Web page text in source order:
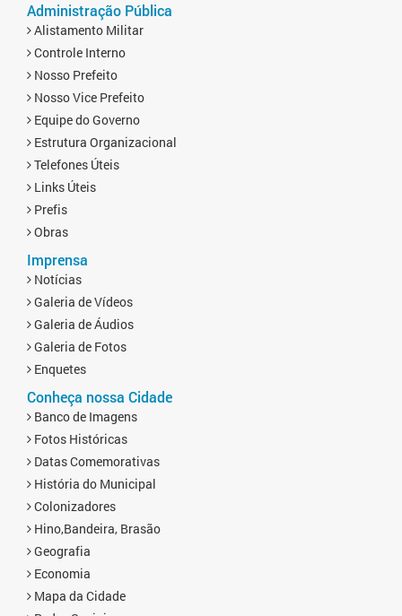
Administração Pública
Alistamento Militar
Controle Interno
Nosso Prefeito
Nosso Vice Prefeito
Equipe do Governo
Estrutura Organizacional
Telefones Úteis
Links Úteis
Prefis
Obras
Imprensa
Notícias
Galeria de Vídeos
Galeria de Áudios
Galeria de Fotos
Enquetes
Conheça nossa Cidade
Banco de Imagens
Fotos Históricas
Datas Comemorativas
História do Municipal
Colonizadores
Hino,Bandeira, Brasão
Geografia
Economia
Mapa da Cidade